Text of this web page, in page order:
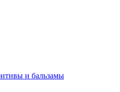
и бальзамы